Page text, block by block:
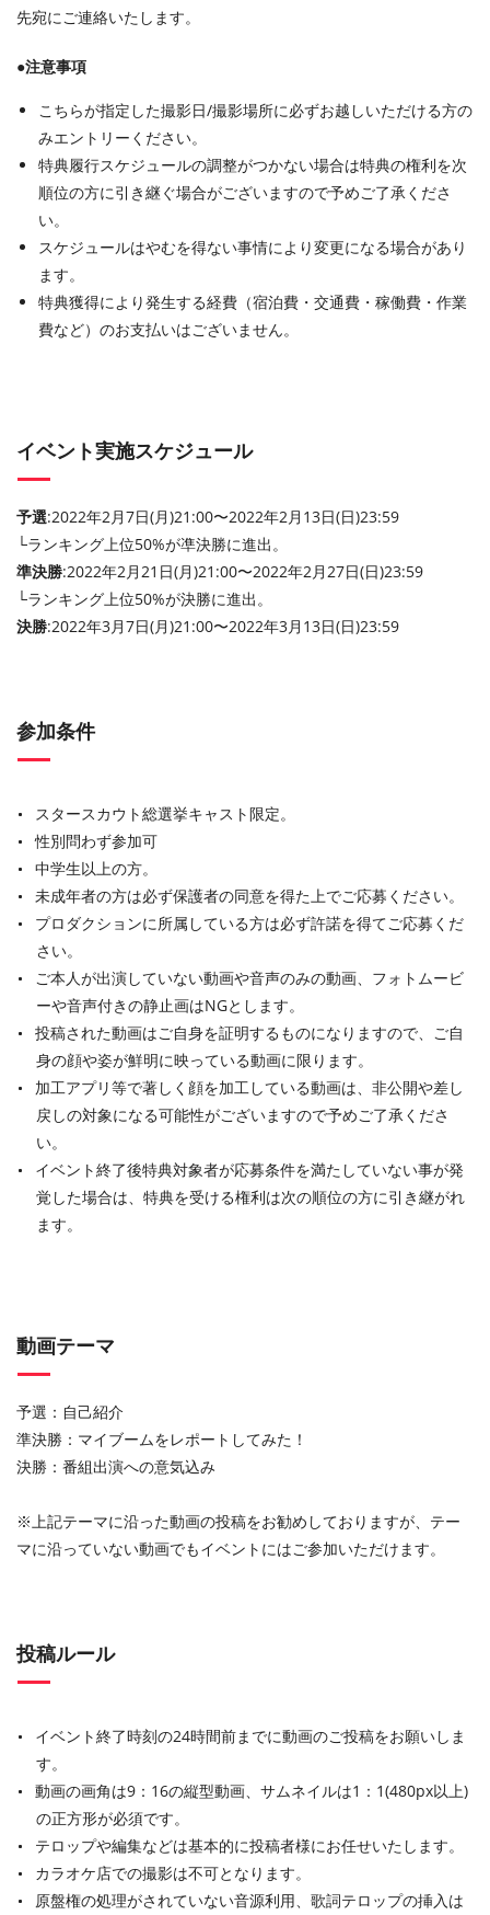
先宛にご連絡いたします。
●注意事項
こちらが指定した撮影日/撮影場所に必ずお越しいただける方の
みエントリーください。
特典履行スケジュールの調整がつかない場合は特典の権利を次
順位の方に引き継ぐ場合がございますので予めご了承くださ
い。
スケジュールはやむを得ない事情により変更になる場合があり
ます。
特典獲得により発生する経費（宿泊費・交通費・稼働費・作業
費など）のお支払いはございません。
イベント実施スケジュール
予選:2022年2月7日(月)21:00〜2022年2月13日(日)23:59
└ランキング上位50%が凖決勝に進出。
準決勝:2022年2月21日(月)21:00〜2022年2月27日(日)23:59
└ランキング上位50%が決勝に進出。
決勝:2022年3月7日(月)21:00〜2022年3月13日(日)23:59
参加条件
スタースカウト総選挙キャスト限定。
性別問わず参加可
中学生以上の方。
未成年者の方は必ず保護者の同意を得た上でご応募ください。
プロダクションに所属している方は必ず許諾を得てご応募くだ
さい。
ご本人が出演していない動画や音声のみの動画、フォトムービ
ーや音声付きの静止画はNGとします。
投稿された動画はご自身を証明するものになりますので、ご自
身の顔や姿が鮮明に映っている動画に限ります。
加工アプリ等で著しく顔を加工している動画は、非公開や差し
戻しの対象になる可能性がございますので予めご了承くださ
い。
イベント終了後特典対象者が応募条件を満たしていない事が発
覚した場合は、特典を受ける権利は次の順位の方に引き継がれ
ます。
動画テーマ
予選：自己紹介
準決勝：マイブームをレポートしてみた！
決勝：番組出演への意気込み
※上記テーマに沿った動画の投稿をお勧めしておりますが、テー
マに沿っていない動画でもイベントにはご参加いただけます。
投稿ルール
イベント終了時刻の24時間前までに動画のご投稿をお願いしま
す。
動画の画角は9：16の縦型動画、サムネイルは1：1(480px以上)
の正方形が必須です。
テロップや編集などは基本的に投稿者様にお任せいたします。
カラオケ店での撮影は不可となります。
原盤権の処理がされていない音源利用、歌詞テロップの挿入は